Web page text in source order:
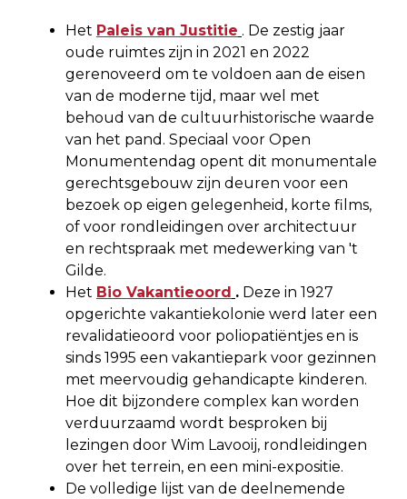
Het Paleis van Justitie . De zestig jaar
oude ruimtes zijn in 2021 en 2022
gerenoveerd om te voldoen aan de eisen
van de moderne tijd, maar wel met
behoud van de cultuurhistorische waarde
van het pand. Speciaal voor Open
Monumentendag opent dit monumentale
gerechtsgebouw zijn deuren voor een
bezoek op eigen gelegenheid, korte films,
of voor rondleidingen over architectuur
en rechtspraak met medewerking van 't
Gilde.
Het Bio Vakantieoord . Deze in 1927
opgerichte vakantiekolonie werd later een
revalidatieoord voor poliopatiëntjes en is
sinds 1995 een vakantiepark voor gezinnen
met meervoudig gehandicapte kinderen.
Hoe dit bijzondere complex kan worden
verduurzaamd wordt besproken bij
lezingen door Wim Lavooij, rondleidingen
over het terrein, en een mini-expositie.
De volledige lijst van de deelnemende